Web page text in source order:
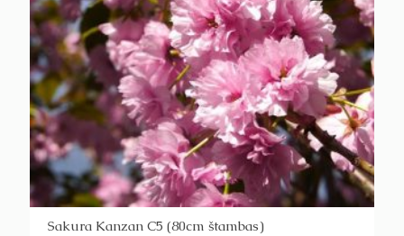
Sakura Kanzan C5 (80cm štambas)